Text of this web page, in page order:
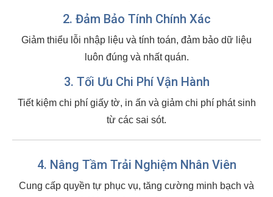
2. Đảm Bảo Tính Chính Xác
Giảm thiểu lỗi nhập liệu và tính toán, đảm bảo dữ liệu
luôn đúng và nhất quán.
3. Tối Ưu Chi Phí Vận Hành
Tiết kiệm chi phí giấy tờ, in ấn và giảm chi phí phát sinh
từ các sai sót.
4. Nâng Tầm Trải Nghiệm Nhân Viên
Cung cấp quyền tự phục vụ, tăng cường minh bạch và